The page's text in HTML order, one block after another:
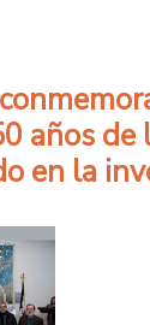
años
en la